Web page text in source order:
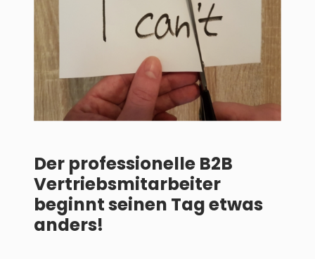
Der professionelle B2B
Vertriebsmitarbeiter
beginnt seinen Tag etwas
anders!